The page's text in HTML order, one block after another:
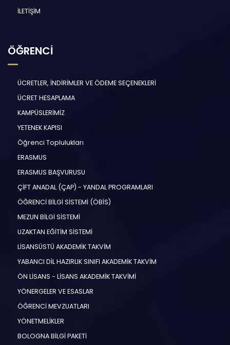
İLETİŞİM
ÖĞRENCİ
ÜCRETLER, İNDİRİMLER VE ÖDEME SEÇENEKLERİ
ÜCRET HESAPLAMA
KAMPÜSLERİMİZ
YETENEK KAPISI
Öğrenci Toplulukları
ERASMUS
ERASMUS BAŞVURUSU
ÇİFT ANADAL (ÇAP) - YANDAL PROGRAMLARI
ÖĞRENCİ BİLGİ SİSTEMİ (ÖBİS)
MEZUN BİLGİ SİSTEMİ
UZAKTAN EĞİTİM SİSTEMİ
LİSANSÜSTÜ AKADEMİK TAKVİM
YABANCI DİL HAZIRLIK SINIFI AKADEMİK TAKVİM
ÖN LİSANS - LİSANS AKADEMİK TAKVİMİ
YÖNERGELER VE ESASLAR
ÖĞRENCİ MEVZUATLARI
YÖNETMELİKLER
BOLOGNA BİLGİ PAKETİ